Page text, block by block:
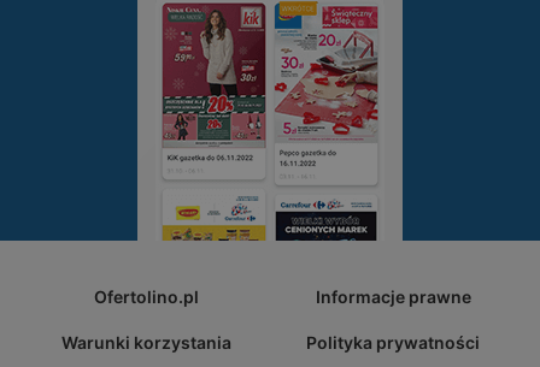
Ofertolino.pl Informacje prawne
Warunki korzystania Polityka prywatności